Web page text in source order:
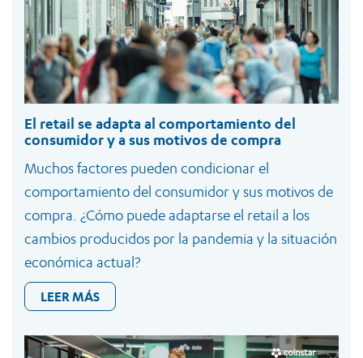
El retail se adapta al comportamiento del
consumidor y a sus motivos de compra
Muchos factores pueden condicionar el
comportamiento del consumidor y sus motivos de
compra. ¿Cómo puede adaptarse el retail a los
cambios producidos por la pandemia y la situación
económica actual?
LEER MÁS